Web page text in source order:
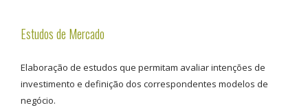
Estudos de Mercado
Elaboração de estudos que permitam avaliar intenções de
investimento e definição dos correspondentes modelos de
negócio.